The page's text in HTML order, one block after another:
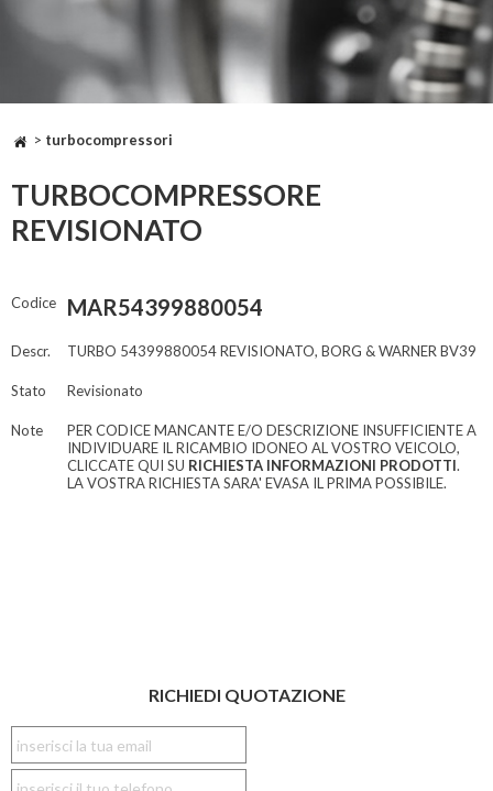
> turbocompressori
TURBOCOMPRESSORE
REVISIONATO
Codice MAR54399880054
Descr. TURBO 54399880054 REVISIONATO, BORG & WARNER BV39
Stato Revisionato
Note
PER CODICE MANCANTE E/O DESCRIZIONE INSUFFICIENTE A
INDIVIDUARE IL RICAMBIO IDONEO AL VOSTRO VEICOLO,
CLICCATE QUI SU RICHIESTA INFORMAZIONI PRODOTTI.
LA VOSTRA RICHIESTA SARA' EVASA IL PRIMA POSSIBILE.
RICHIEDI QUOTAZIONE